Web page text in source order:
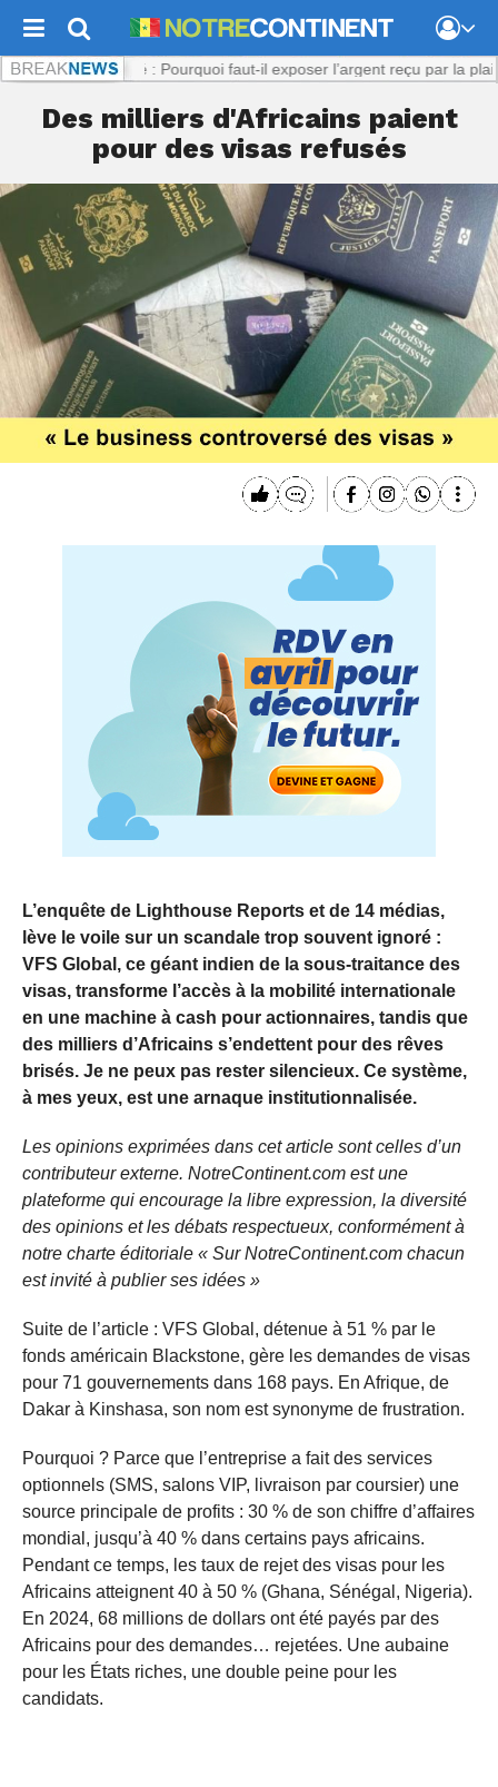
Viol présumé : Pourquoi faut-il exposer l’argent reçu par la
Des milliers d'Africains paient
pour des visas refusés
L’enquête de Lighthouse Reports et de 14 médias,
lève le voile sur un scandale trop souvent ignoré :
VFS Global, ce géant indien de la sous-traitance des
visas, transforme l’accès à la mobilité internationale
en une machine à cash pour actionnaires, tandis que
des milliers d’Africains s’endettent pour des rêves
brisés. Je ne peux pas rester silencieux. Ce système,
à mes yeux, est une arnaque institutionnalisée.
Les opinions exprimées dans cet article sont celles d’un
contributeur externe. NotreContinent.com est une
plateforme qui encourage la libre expression, la diversité
des opinions et les débats respectueux, conformément à
notre charte éditoriale « Sur NotreContinent.com chacun
est invité à publier ses idées »
Suite de l’article : VFS Global, détenue à 51 % par le
fonds américain Blackstone, gère les demandes de visas
pour 71 gouvernements dans 168 pays. En Afrique, de
Dakar à Kinshasa, son nom est synonyme de frustration.
Pourquoi ? Parce que l’entreprise a fait des services
optionnels (SMS, salons VIP, livraison par coursier) une
source principale de profits : 30 % de son chiffre d’affaires
mondial, jusqu’à 40 % dans certains pays africains.
Pendant ce temps, les taux de rejet des visas pour les
Africains atteignent 40 à 50 % (Ghana, Sénégal, Nigeria).
En 2024, 68 millions de dollars ont été payés par des
Africains pour des demandes… rejetées. Une aubaine
pour les États riches, une double peine pour les
candidats.